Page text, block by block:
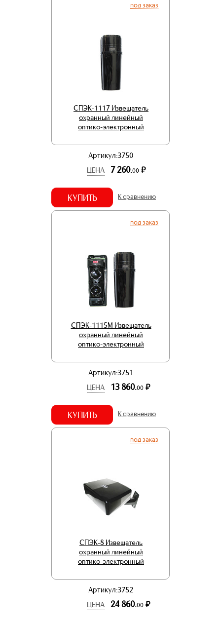
под заказ
СПЭК-1117 Извещатель
охранный линейный
оптико-электронный
Артикул:3750
ЦЕНА
7 260.00 р.
КУПИТЬ К сравнению
под заказ
СПЭК-1115М Извещатель
охранный линейный
оптико-электронный
Артикул:3751
ЦЕНА
13 860.00 р.
КУПИТЬ К сравнению
под заказ
СПЭК-8 Извещатель
охранный линейный
оптико-электронный
Артикул:3752
ЦЕНА
24 860.00 р.